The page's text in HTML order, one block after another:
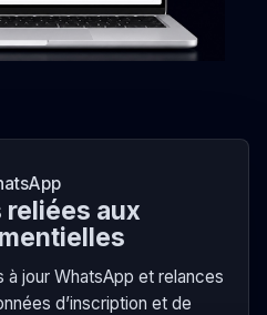
reliées aux
à jour WhatsApp et relances
d’inscription et de